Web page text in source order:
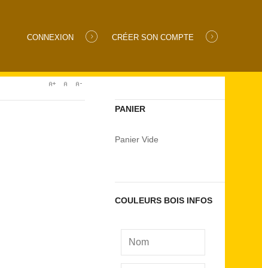
CONNEXION CRÉER SON COMPTE
PANIER
Panier Vide
COULEURS BOIS INFOS